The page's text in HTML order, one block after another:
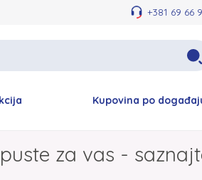
+381 69 66
Kupovina po
za vas -